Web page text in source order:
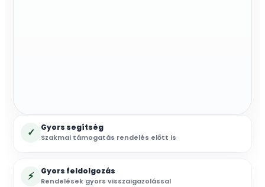
✓ Gyors segítség
Szakmai támogatás rendelés előtt is
⚡ Gyors feldolgozás
Rendelések gyors visszaigazolással